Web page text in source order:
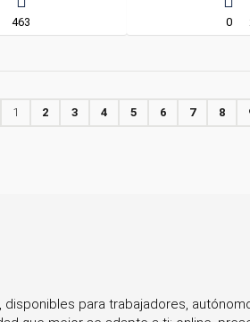
463 0
1 2 3 4 5 6 7 8
para trabajadores,